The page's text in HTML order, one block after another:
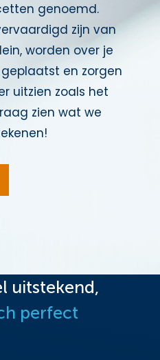
genoemd.
zijn van
worden over je
en zorgen
uitzien zoals het
zien wat we
uitstekend,
perfect